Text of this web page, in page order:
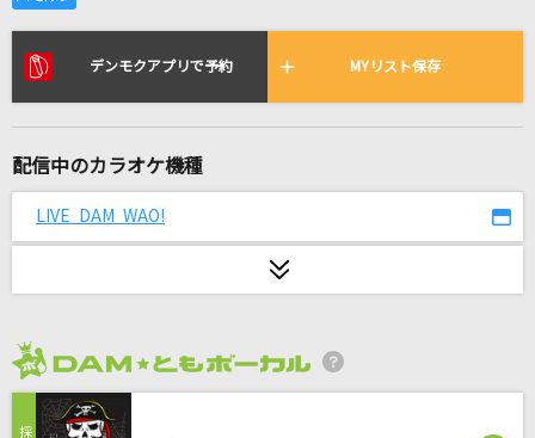
My Buddy
超特急
君のせい
西野カナ
from the edge -アニメ映像 ver.-
FictionJunction feat. LiSA
Ado
花束
back number
デンモクアプリで予約 MYリスト保存
配信中のカラオケ機種
LIVE DAM WAO!